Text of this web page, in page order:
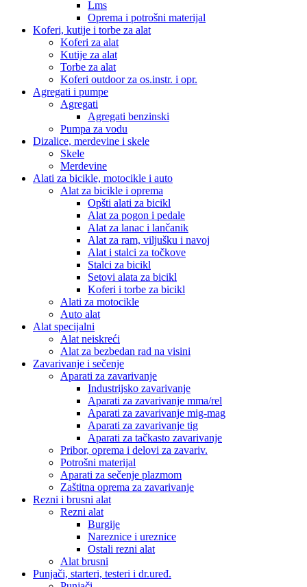
Lms
Oprema i potrošni materijal
Koferi, kutije i torbe za alat
Koferi za alat
Kutije za alat
Torbe za alat
Koferi outdoor za os.instr. i opr.
Agregati i pumpe
Agregati
Agregati benzinski
Pumpa za vodu
Dizalice, merdevine i skele
Skele
Merdevine
Alati za bicikle, motocikle i auto
Alat za bicikle i oprema
Opšti alati za bicikl
Alat za pogon i pedale
Alat za lanac i lančanik
Alat za ram, viljušku i navoj
Alat i stalci za točkove
Stalci za bicikl
Setovi alata za bicikl
Koferi i torbe za bicikl
Alati za motocikle
Auto alat
Alat specijalni
Alat neiskreći
Alat za bezbedan rad na visini
Zavarivanje i sečenje
Aparati za zavarivanje
Industrijsko zavarivanje
Aparati za zavarivanje mma/rel
Aparati za zavarivanje mig-mag
Aparati za zavarivanje tig
Aparati za tačkasto zavarivanje
Pribor, oprema i delovi za zavariv.
Potrošni materijal
Aparati za sečenje plazmom
Zaštitna oprema za zavarivanje
Rezni i brusni alat
Rezni alat
Burgije
Nareznice i ureznice
Ostali rezni alat
Alat brusni
Punjači, starteri, testeri i dr.uređ.